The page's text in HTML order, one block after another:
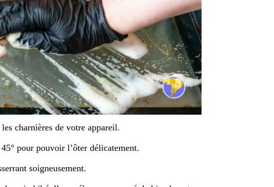
charnières de votre appareil.
pour pouvoir l’ôter délicatement.
soigneusement.